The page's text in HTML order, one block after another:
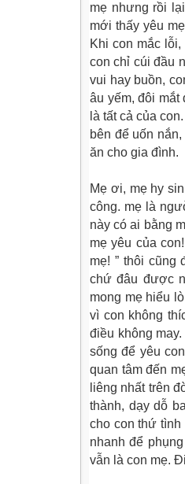
mẹ nhưng rồi
mới thấy yêu
Khi con mắc
con chỉ cúi đầu
vui hay buồn,
âu yếm, đôi
là tất cả của
bên để uốn
ăn cho gia đình.
Mẹ ơi, mẹ hy
công. mẹ là
này có ai bằng
mẹ yêu của
mẹ! ” thôi
chứ đâu được
mong mẹ hiểu
vì con không
điều không
sống để yêu
quan tâm đến
liêng nhất trên
thành, dạy dỗ
cho con thứ
nhanh để
vẫn là con mẹ.